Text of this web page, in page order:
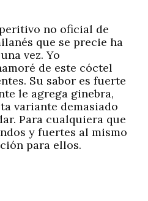
no oficial de
que se precie ha
vez. Yo
de este cóctel
Su sabor es fuerte
le agrega ginebra,
variante demasiado
Para cualquiera que
y fuertes al mismo
para ellos.